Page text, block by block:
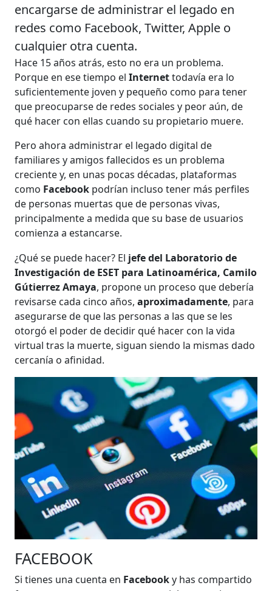
encargarse de administrar el legado en
redes como Facebook, Twitter, Apple o
cualquier otra cuenta.
Hace 15 años atrás, esto no era un problema.
Porque en ese tiempo elInternettodavía era lo
suficientemente joven y pequeño como para tener
que preocuparse de redes sociales y peor aún, de
qué hacer con ellas cuando su propietario muere.
Pero ahora administrar el legado digital de
familiares y amigos fallecidos es un problema
creciente y, en unas pocas décadas, plataformas
como Facebook podrían incluso tener más perfiles
de personas muertas que de personas vivas,
principalmente a medida que su base de usuarios
comienza a estancarse.
¿Qué se puede hacer? El jefe del Laboratorio de
Investigación de ESET para Latinoamérica, Camilo
Gútierrez Amaya, propone un proceso que debería
revisarse cada cinco años,aproximadamente, para
asegurarse de que las personas a las que se les
otorgó el poder de decidir qué hacer con la vida
virtual tras la muerte, siguan siendo la mismas dado
cercanía o afinidad.
FACEBOOK
Si tienes una cuenta en Facebooky has compartido